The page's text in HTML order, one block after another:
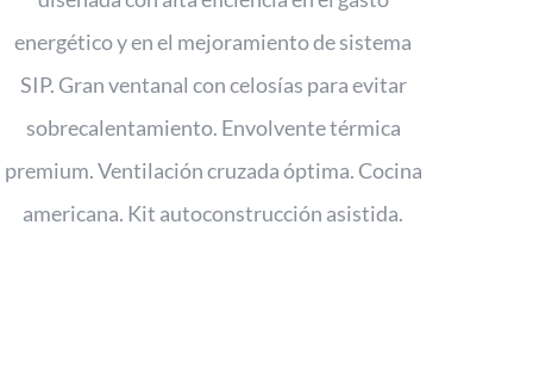
energético y en el mejoramiento de sistema
SIP. Gran ventanal con celosías para evitar
sobrecalentamiento. Envolvente térmica
premium. Ventilación cruzada óptima. Cocina
americana. Kit autoconstrucción asistida.